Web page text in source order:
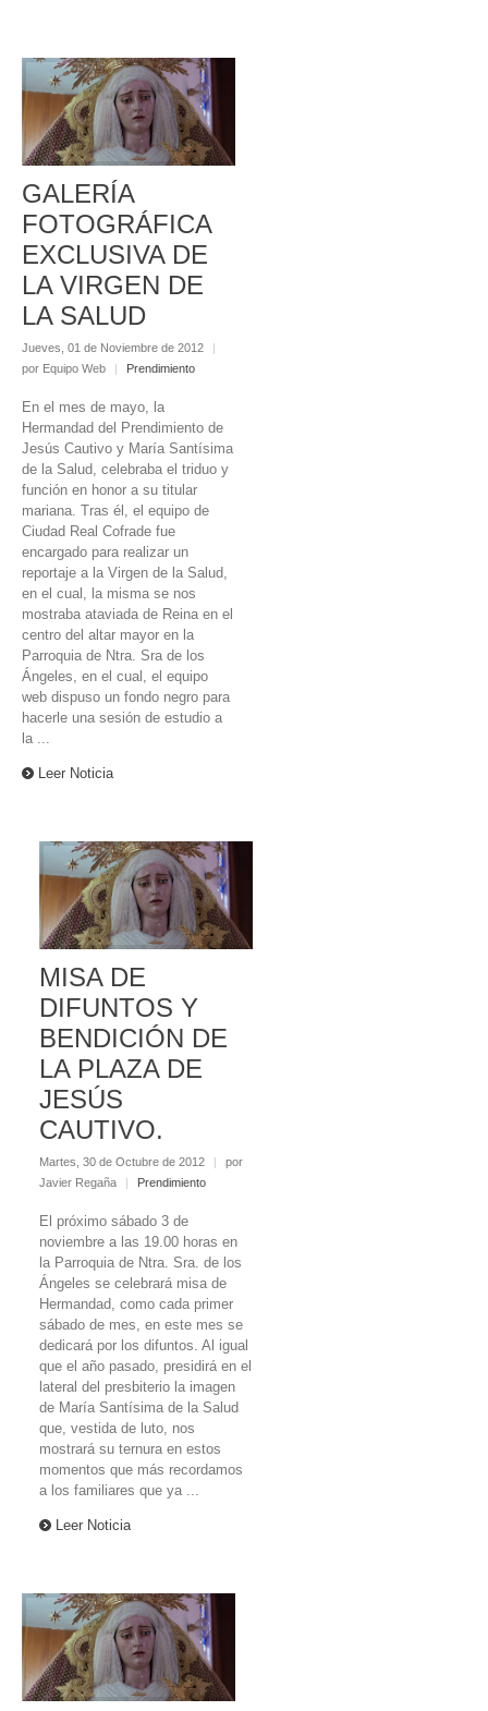
GALERÍA
FOTOGRÁFICA
EXCLUSIVA DE
LA VIRGEN DE
LA SALUD
Jueves, 01 de Noviembre de 2012
|
por Equipo Web
| Prendimiento
En el mes de mayo, la
Hermandad del Prendimiento de
Jesús Cautivo y María Santísima
de la Salud, celebraba el triduo y
función en honor a su titular
mariana. Tras él, el equipo de
Ciudad Real Cofrade fue
encargado para realizar un
reportaje a la Virgen de la Salud,
en el cual, la misma se nos
mostraba ataviada de Reina en el
centro del altar mayor en la
Parroquia de Ntra. Sra de los
Ángeles, en el cual, el equipo
web dispuso un fondo negro para
hacerle una sesión de estudio a
la ...
Leer Noticia
MISA DE
DIFUNTOS Y
BENDICIÓN DE
LA PLAZA DE
JESÚS
CAUTIVO.
Martes, 30 de Octubre de 2012 |
por
Javier Regaña
| Prendimiento
El próximo sábado 3 de
noviembre a las 19.00 horas en
la Parroquia de Ntra. Sra. de los
Ángeles se celebrará misa de
Hermandad, como cada primer
sábado de mes, en este mes se
dedicará por los difuntos. Al igual
que el año pasado, presidirá en el
lateral del presbiterio la imagen
de María Santísima de la Salud
que, vestida de luto, nos
mostrará su ternura en estos
momentos que más recordamos
a los familiares que ya ...
Leer Noticia